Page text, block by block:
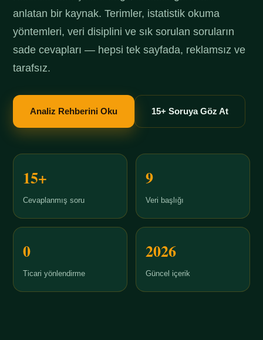
anlatan bir kaynak. Terimler, istatistik okuma
yöntemleri, veri disiplini ve sık sorulan soruların
sade cevapları — hepsi tek sayfada, reklamsız ve
tarafsız.
Analiz Rehberini Oku 15+ Soruya Göz At
15+
Cevaplanmış soru
9
Veri başlığı
0
Ticari yönlendirme
2026
Güncel içerik